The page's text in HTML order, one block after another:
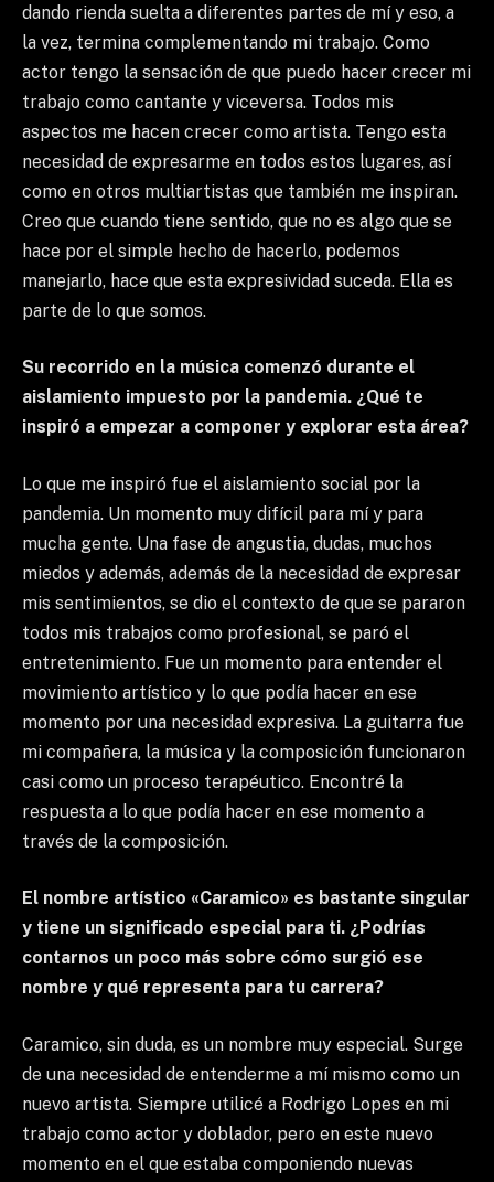
dando rienda suelta a diferentes partes de mí y eso, a
la vez, termina complementando mi trabajo. Como
actor tengo la sensación de que puedo hacer crecer mi
trabajo como cantante y viceversa. Todos mis
aspectos me hacen crecer como artista. Tengo esta
necesidad de expresarme en todos estos lugares, así
como en otros multiartistas que también me inspiran.
Creo que cuando tiene sentido, que no es algo que se
hace por el simple hecho de hacerlo, podemos
manejarlo, hace que esta expresividad suceda. Ella es
parte de lo que somos.
Su recorrido en la música comenzó durante el
aislamiento impuesto por la pandemia. ¿Qué te
inspiró a empezar a componer y explorar esta área?
Lo que me inspiró fue el aislamiento social por la
pandemia. Un momento muy difícil para mí y para
mucha gente. Una fase de angustia, dudas, muchos
miedos y además, además de la necesidad de expresar
mis sentimientos, se dio el contexto de que se pararon
todos mis trabajos como profesional, se paró el
entretenimiento. Fue un momento para entender el
movimiento artístico y lo que podía hacer en ese
momento por una necesidad expresiva. La guitarra fue
mi compañera, la música y la composición funcionaron
casi como un proceso terapéutico. Encontré la
respuesta a lo que podía hacer en ese momento a
través de la composición.
El nombre artístico «Caramico» es bastante singular
y tiene un significado especial para ti. ¿Podrías
contarnos un poco más sobre cómo surgió ese
nombre y qué representa para tu carrera?
Caramico, sin duda, es un nombre muy especial. Surge
de una necesidad de entenderme a mí mismo como un
nuevo artista. Siempre utilicé a Rodrigo Lopes en mi
trabajo como actor y doblador, pero en este nuevo
momento en el que estaba componiendo nuevas